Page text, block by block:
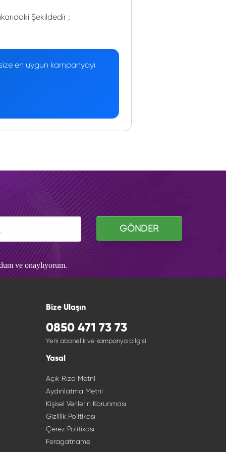
Şekildedir ;
en uygun kampanyayı
GÖNDER
ve onaylıyorum.
Bize Ulaşın
0850 471 73 73
Yeni abonelik ve kampanya bilgisi
Yasal
Açık Rıza Metni
Aydınlatma Metni
Kişisel Verilerin Korunması
Gizlilik Politikası
Çerez Politikası
Feragatname